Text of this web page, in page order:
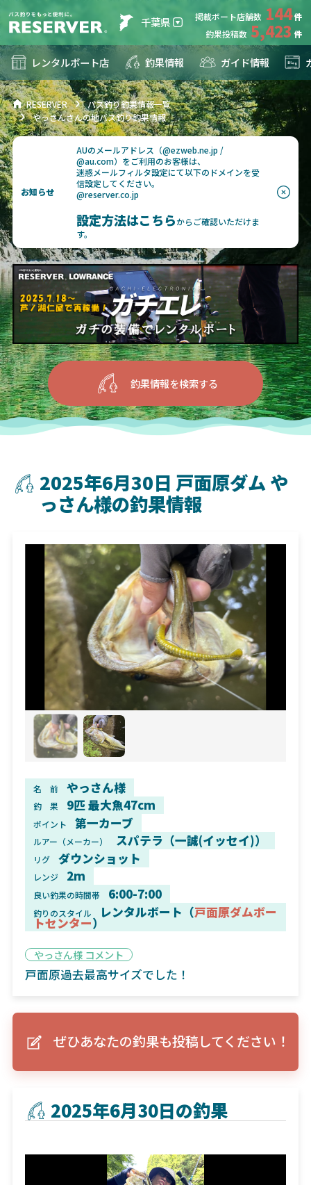
千葉県 掲載ボート店舗数 144
釣果投稿数 5,423
レンタルボート店 釣果情報 ガイド情報
RESERVER
バス釣り釣果情報一覧
やっさんさんの地バス釣り釣果情報
お知らせ
AUのメールアドレス（@ezweb.ne.jp /
@au.com）をご利用のお客様は、
迷惑メールフィルタ設定にて以下のドメインを受
信設定してください。
@reserver.co.jp
設定方法はこちらからご確認いただけま
す。
釣果情報を検索する
2025年6月30日 戸面原ダム や
っさん様の釣果情報
名 前 やっさん様
釣 果 9匹 最大魚47cm
ポイント 第一カーブ
ルアー（メーカー） スパテラ（一誠(イッセイ)）
リグ ダウンショット
レンジ 2m
良い釣果の時間帯 6:00-7:00
釣りのスタイル レンタルボート（戸面原ダムボー
トセンター）
やっさん様 コメント
戸面原過去最高サイズでした！
ぜひあなたの釣果も投稿してください！
2025年6月30日の釣果